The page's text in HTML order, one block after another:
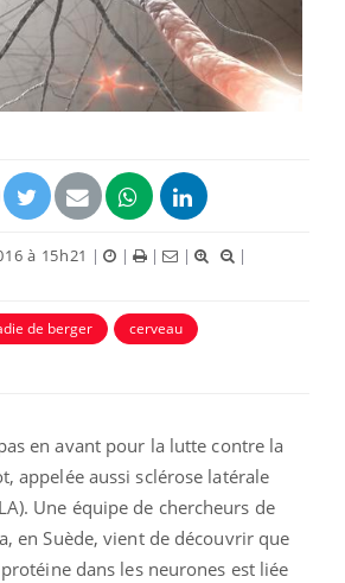
à 15h21 | | | |
|
de berger
cerveau
en avant pour la lutte contre la
appelée aussi sclérose latérale
Une équipe de chercheurs de
en Suède, vient de découvrir que
dans les neurones est liée